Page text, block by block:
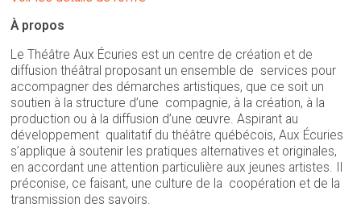
À propos
Le Théâtre Aux Écuries est un centre de création et de
diffusion théâtral proposant un ensemble de services pour
accompagner des démarches artistiques, que ce soit un
soutien à la structure d’une compagnie, à la création, à la
production ou à la diffusion d’une œuvre. Aspirant au
développement qualitatif du théâtre québécois, Aux Écuries
s’applique à soutenir les pratiques alternatives et originales,
en accordant une attention particulière aux jeunes artistes. Il
préconise, ce faisant, une culture de la coopération et de la
transmission des savoirs.